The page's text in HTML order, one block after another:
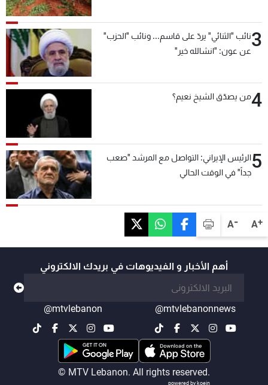
A+
A-
3نائب "الثنائي" يردّ على قاسم... ونائب "الحزب"
عن عون: "انشالله خير"
4من يصدّق الشيخ نعيم؟
5الرئيس الإيراني: التواصل مع المرشد "صعب
جداً" في الوقت الحالي
أهم الأخبار و الفيديوهات في بريدك الالكتروني
@mtvlebanonnews
@mtvlebanon
© MTV Lebanon. All rights reserved.
powered by koein